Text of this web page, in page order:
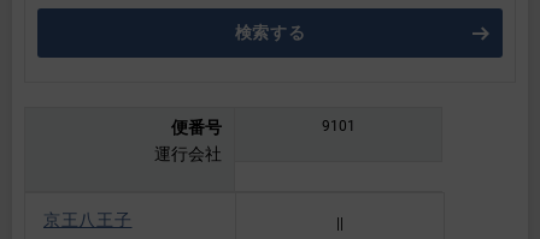
検索する
便番号
運行会社
9101
京王八王子 ||